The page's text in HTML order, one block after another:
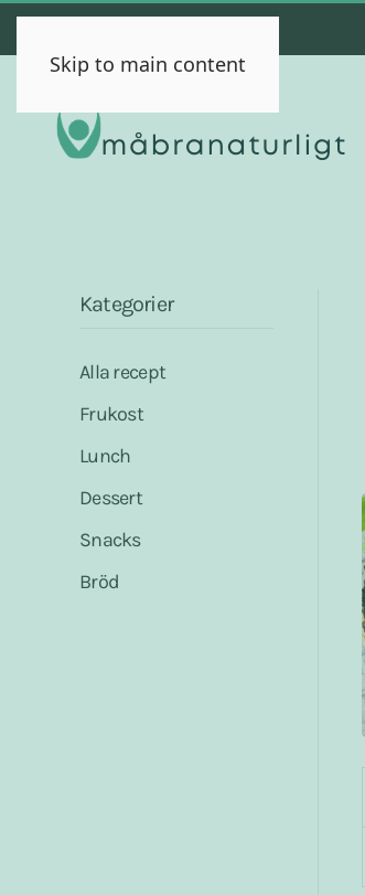
Skip to main content
Kategorier
Alla recept
Frukost
Lunch
Dessert
Snacks
Bröd